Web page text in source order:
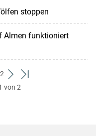
stoppen
Almen funktioniert
weiter
zum
zum
von 2